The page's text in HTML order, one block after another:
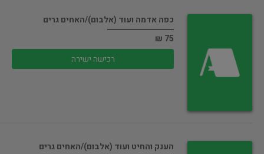
כפה אדמה ועוד (אלבום)/האחים גרים
75 ₪
רכישה ישירה
הענק והחיט ועוד (אלבום)/האחים גרים